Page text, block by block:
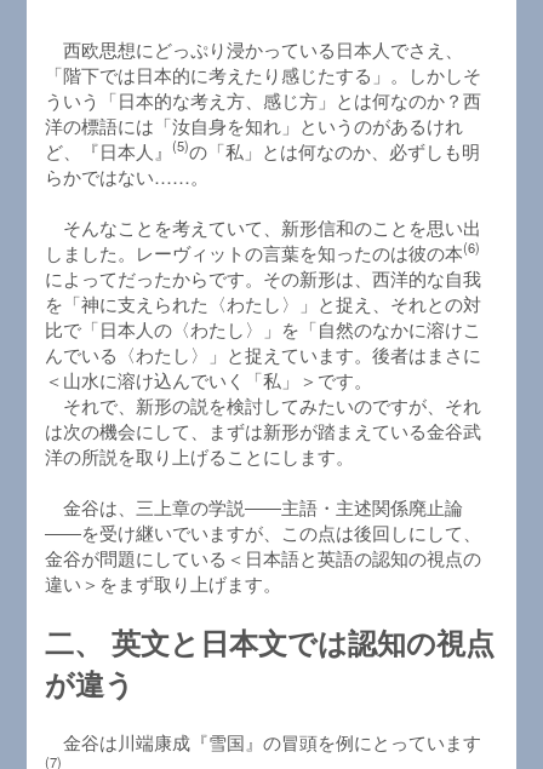
西欧思想にどっぷり浸かっている日本人でさえ、
「階下では日本的に考えたり感じたする」。しかしそ
ういう「日本的な考え方、感じ方」とは何なのか？西
洋の標語には「汝自身を知れ」というのがあるけれ
ど、『日本人』(5)の「私」とは何なのか、必ずしも明
らかではない……。
そんなことを考えていて、新形信和のことを思い出
しました。レーヴィットの言葉を知ったのは彼の本(6)
によってだったからです。その新形は、西洋的な自我
を「神に支えられた〈わたし〉」と捉え、それとの対
比で「日本人の〈わたし〉」を「自然のなかに溶けこ
んでいる〈わたし〉」と捉えています。後者はまさに
＜山水に溶け込んでいく「私」＞です。
それで、新形の説を検討してみたいのですが、それ
は次の機会にして、まずは新形が踏まえている金谷武
洋の所説を取り上げることにします。
金谷は、三上章の学説――主語・主述関係廃止論
――を受け継いでいますが、この点は後回しにして、
金谷が問題にしている＜日本語と英語の認知の視点の
違い＞をまず取り上げます。
二、 英文と日本文では認知の視点
が違う
金谷は川端康成『雪国』の冒頭を例にとっています
(7)